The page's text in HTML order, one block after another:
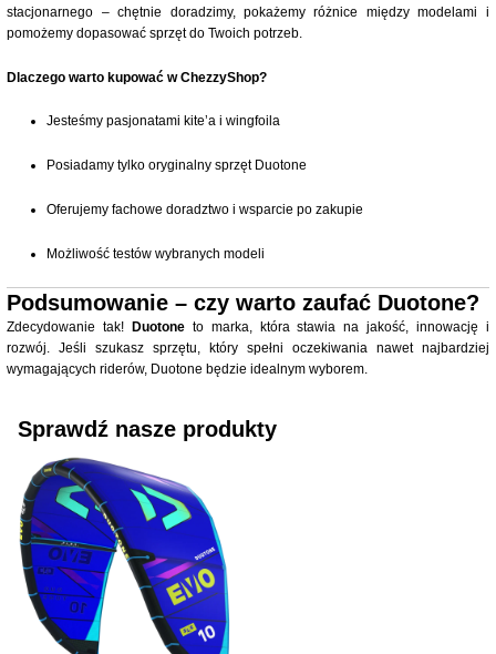
stacjonarnego – chętnie doradzimy, pokażemy różnice między modelami i
pomożemy dopasować sprzęt do Twoich potrzeb.
Dlaczego warto kupować w ChezzyShop?
Jesteśmy pasjonatami kite’a i wingfoila
Posiadamy tylko oryginalny sprzęt Duotone
Oferujemy fachowe doradztwo i wsparcie po zakupie
Możliwość testów wybranych modeli
Podsumowanie – czy warto zaufać Duotone?
Zdecydowanie tak! Duotone to marka, która stawia na jakość, innowację i
rozwój. Jeśli szukasz sprzętu, który spełni oczekiwania nawet najbardziej
wymagających riderów, Duotone będzie idealnym wyborem.
Sprawdź nasze produkty
od
8,790.00 zł
10,650.00 zł
ma
wiele
wariantów.
Opcje
można
wybrać
na
stronie